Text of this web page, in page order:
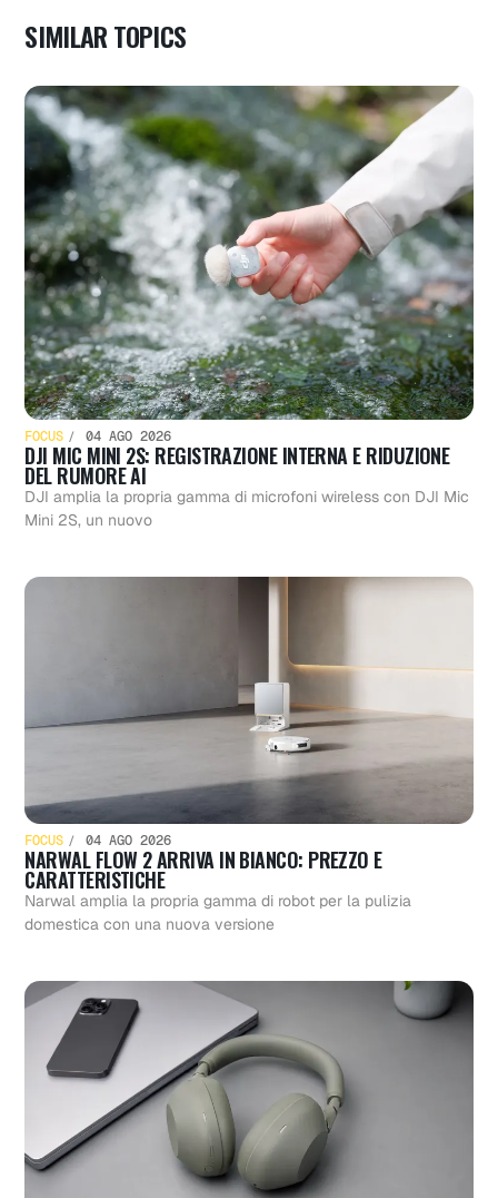
SIMILAR TOPICS
FOCUS 04 AGO 2026
DJI MIC MINI 2S: REGISTRAZIONE INTERNA E RIDUZIONE
DEL RUMORE AI
DJI amplia la propria gamma di microfoni wireless con DJI Mic
Mini 2S, un nuovo
FOCUS 04 AGO 2026
NARWAL FLOW 2 ARRIVA IN BIANCO: PREZZO E
CARATTERISTICHE
Narwal amplia la propria gamma di robot per la pulizia
domestica con una nuova versione